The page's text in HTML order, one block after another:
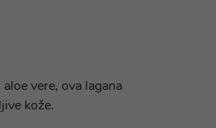
vere, ova lagana
kože.